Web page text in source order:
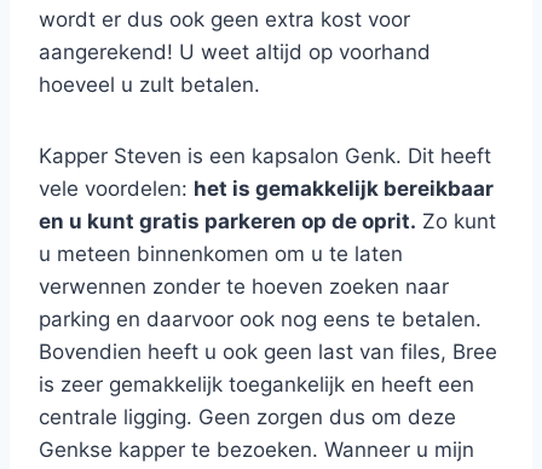
wordt er dus ook geen extra kost voor
aangerekend! U weet altijd op voorhand
hoeveel u zult betalen.
Kapper Steven is een kapsalon Genk. Dit heeft
vele voordelen: het is gemakkelijk bereikbaar
en u kunt gratis parkeren op de oprit. Zo kunt
u meteen binnenkomen om u te laten
verwennen zonder te hoeven zoeken naar
parking en daarvoor ook nog eens te betalen.
Bovendien heeft u ook geen last van files, Bree
is zeer gemakkelijk toegankelijk en heeft een
centrale ligging. Geen zorgen dus om deze
Genkse kapper te bezoeken. Wanneer u mijn